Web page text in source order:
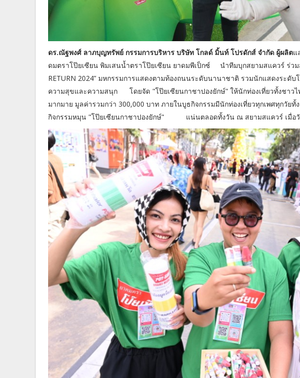
ดร.ณัฐพงศ์ ลาภบุญทรัพย์ กรรมการบริหาร บริษัท โกลด์ มิ้นท์ โปรดักส์ จำกัด ผู้ผลิตแ
ดมตราโป๊ยเซียน พิมเสนน้ำตราโป๊ยเซียน ยาดมพีเป็กซ์ นำทีมบุกสยามสแควร์ ร่วม
RETURN 2024” มหกรรมการแสดงตามท้องถนนระดับนานาชาติ รวมนักแสดงระดับ
ความสุขและความสนุก โดยจัด "โป๊ยเซียนกาชาปองยักษ์" ให้นักท่องเที่ยวทั้งชาว
มากมาย มูลค่ารวมกว่า 300,000 บาท ภายในบูธกิจกรรมมีนักท่องเที่ยวทุกเพศทุกวัย
กิจกรรมหมุน "โป๊ยเซียนกาชาปองยักษ์" แน่นตลอดทั้งวัน ณ สยามสแควร์ เมื่อวั